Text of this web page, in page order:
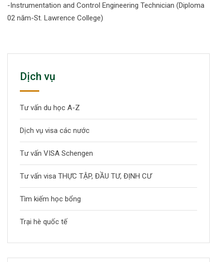
-Instrumentation and Control Engineering Technician (Diploma
02 năm-St. Lawrence College)
Dịch vụ
Tư vấn du học A-Z
Dịch vụ visa các nước
Tư vấn VISA Schengen
Tư vấn visa THỰC TẬP, ĐẦU TƯ, ĐỊNH CƯ
Tìm kiếm học bổng
Trại hè quốc tế